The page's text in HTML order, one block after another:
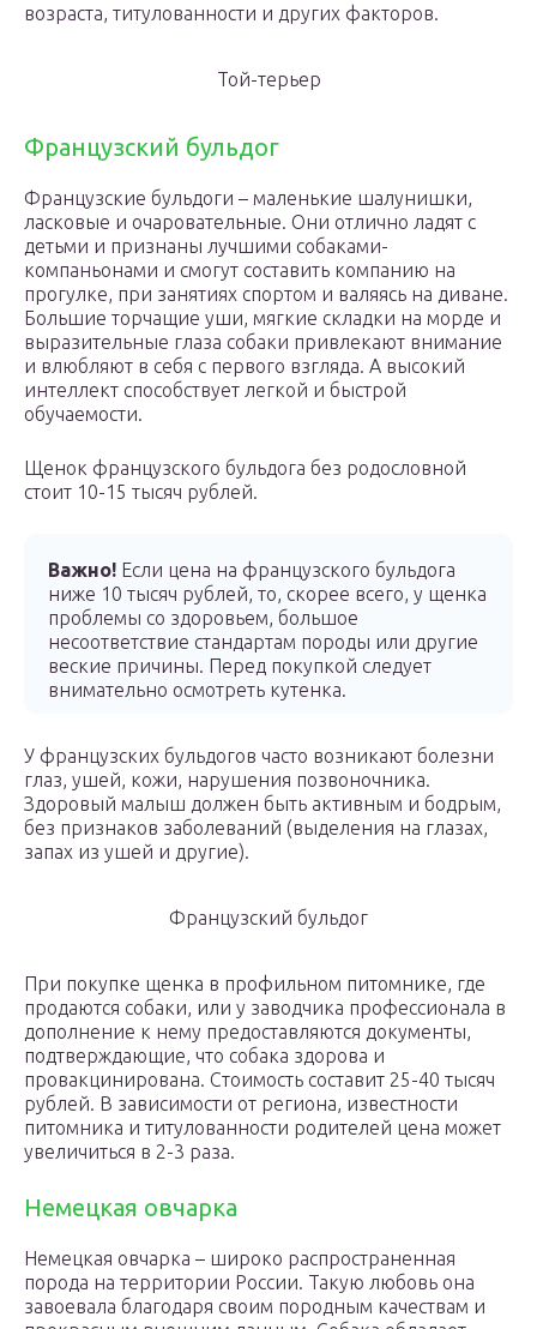
возраста, титулованности и других факторов.
Той-терьер
Французский бульдог
Французские бульдоги – маленькие шалунишки,
ласковые и очаровательные. Они отлично ладят с
детьми и признаны лучшими собаками-
компаньонами и смогут составить компанию на
прогулке, при занятиях спортом и валяясь на диване.
Большие торчащие уши, мягкие складки на морде и
выразительные глаза собаки привлекают внимание
и влюбляют в себя с первого взгляда. А высокий
интеллект способствует легкой и быстрой
обучаемости.
Щенок французского бульдога без родословной
стоит 10-15 тысяч рублей.
Важно! Если цена на французского бульдога
ниже 10 тысяч рублей, то, скорее всего, у щенка
проблемы со здоровьем, большое
несоответствие стандартам породы или другие
веские причины. Перед покупкой следует
внимательно осмотреть кутенка.
У французских бульдогов часто возникают болезни
глаз, ушей, кожи, нарушения позвоночника.
Здоровый малыш должен быть активным и бодрым,
без признаков заболеваний (выделения на глазах,
запах из ушей и другие).
Французский бульдог
При покупке щенка в профильном питомнике, где
продаются собаки, или у заводчика профессионала в
дополнение к нему предоставляются документы,
подтверждающие, что собака здорова и
провакцинирована. Стоимость составит 25-40 тысяч
рублей. В зависимости от региона, известности
питомника и титулованности родителей цена может
увеличиться в 2-3 раза.
Немецкая овчарка
Немецкая овчарка – широко распространенная
порода на территории России. Такую любовь она
завоевала благодаря своим породным качествам и